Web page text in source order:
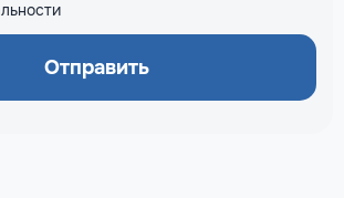
Отправить